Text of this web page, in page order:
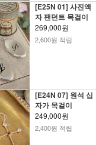
[E25N 01] 사진액
자 팬던트 목걸이
269,000원
2,600원 적립
[E24N 07] 원석 십
자가 목걸이
249,000원
2,400원 적립